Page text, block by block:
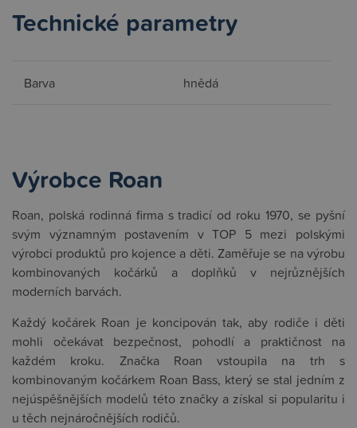
Technické parametry
Barva hnědá
Výrobce Roan
Roan, polská rodinná firma s tradicí od roku 1970, se pyšní
svým významným postavením v TOP 5 mezi polskými
výrobci produktů pro kojence a děti. Zaměřuje se na výrobu
kombinovaných kočárků a doplňků v nejrůznějších
moderních barvách.
Každý kočárek Roan je koncipován tak, aby rodiče i děti
mohli očekávat bezpečnost, pohodlí a praktičnost na
každém kroku. Značka Roan vstoupila na trh s
kombinovaným kočárkem Roan Bass, který se stal jedním z
nejúspěšnějších modelů této značky a získal si popularitu i
u těch nejnáročnějších rodičů.